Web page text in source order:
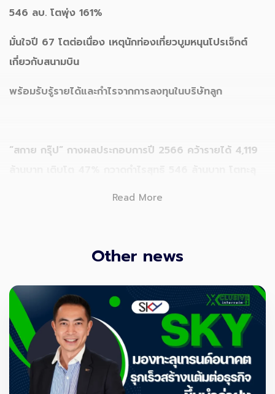
Read More
546 ลบ. โตพุ่ง 161%
มั่นใจปี 67 โตต่อเนื่อง เหตุนักท่องเที่ยวบูมหนุนโปรเจ็กต์
เกี่ยวกับสนามบิน
พร้อมรับรู้รายได้และกำไรจากการลงทุนในบริษัทลูก
“สกาย กรุ๊ป” กางผลประกอบการปี 2566 คว้ารายได้ 4,119
หลังท่องเที่ยวยังคึกคักยอดผู้โดยสารเข้า-ออกประเทศ
จากท่องเที่ยวพลิกฟื้นเต็มที่หนุนธุรกิจ
นายสิทธิเดช มัยลาภ ประธานเจ้าหน้าที่บริหาร บริษัท สกาย
ไอซีที จำกัด (มหาชน) หรือ สกาย กรุ๊ป (SKY Group)เปิด
เผยว่า จากผลการดำเนินงานไตรมาส 4/66 (ต.ค.-ธ.ค. 66)
บริษัทสามารถทำรายได้รวม 1,277 ล้านบาท และมีกำไรสุทธิอยู่
Other news